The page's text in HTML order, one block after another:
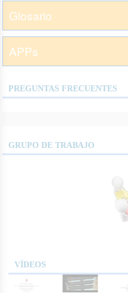
Glosario
APPs
PREGUNTAS FRECUENTES
GRUPO DE TRABAJO
VÍDEOS